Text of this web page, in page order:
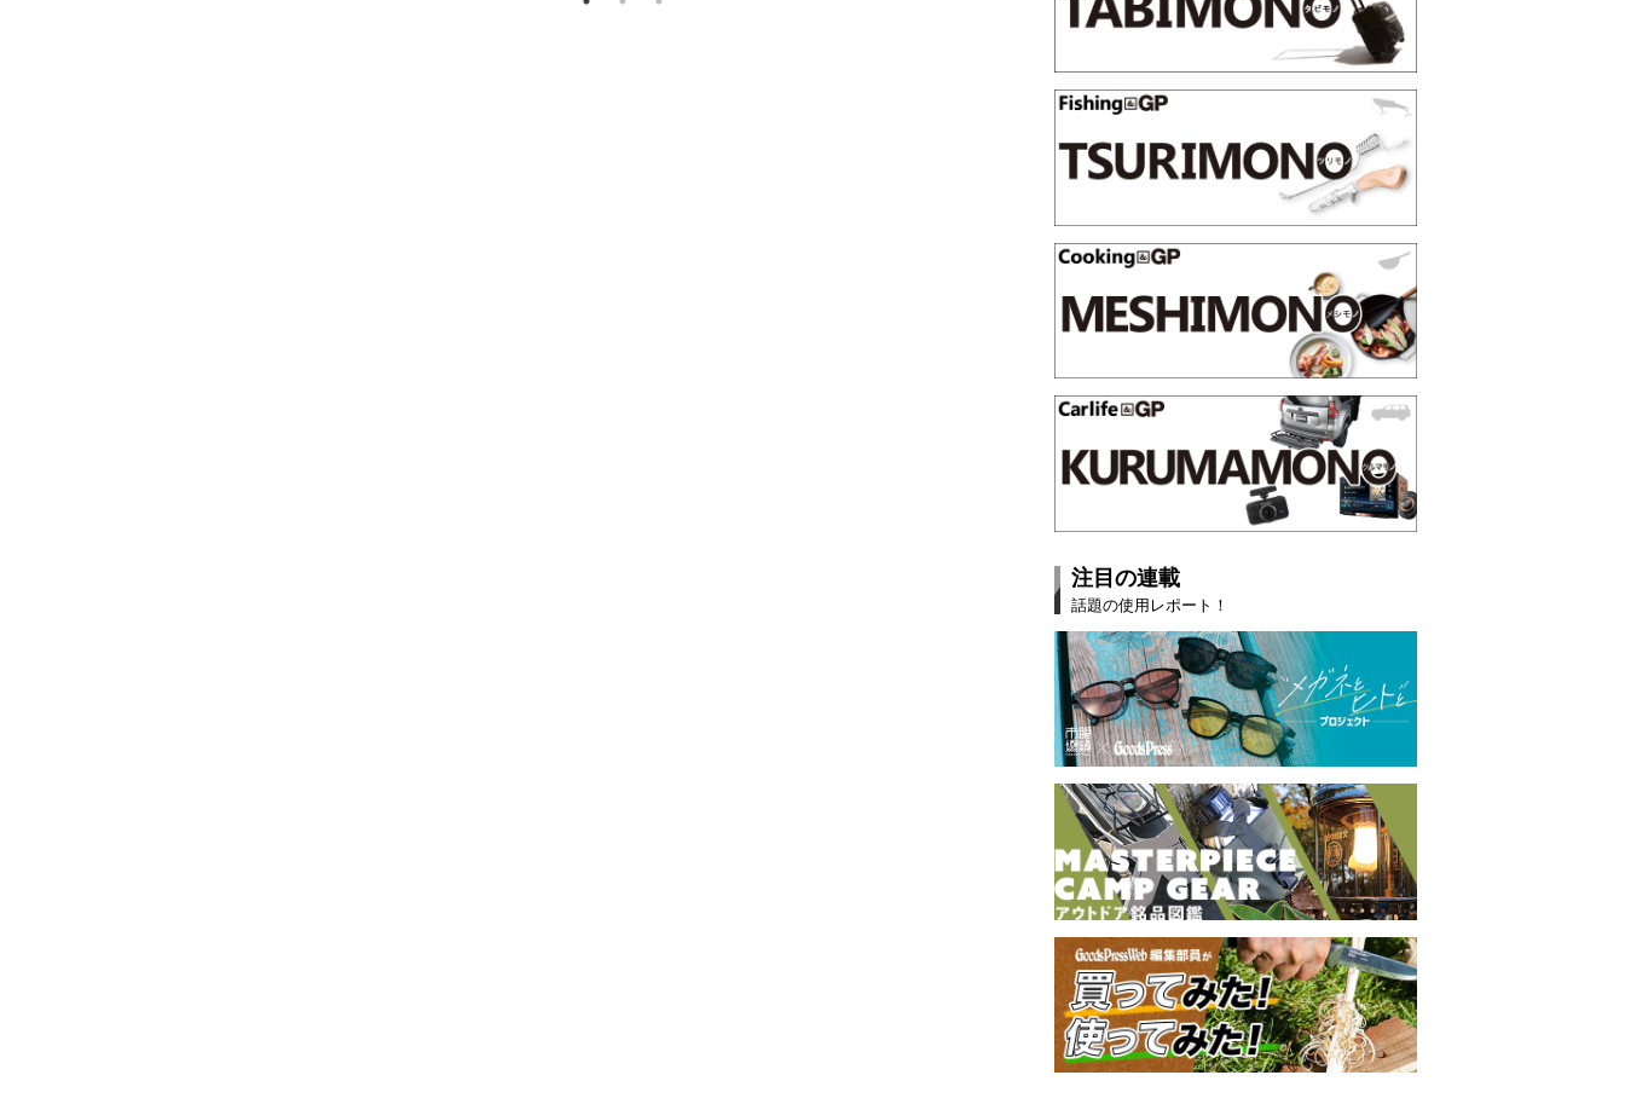
注目の連載
話題の使用レポート！